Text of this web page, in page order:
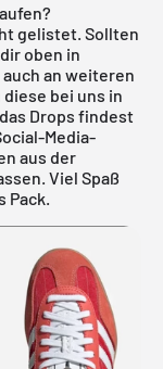
gelistet. Sollten
oben in
an weiteren
bei uns in
Drops findest
Media-
aus der
Viel Spaß
Pack.